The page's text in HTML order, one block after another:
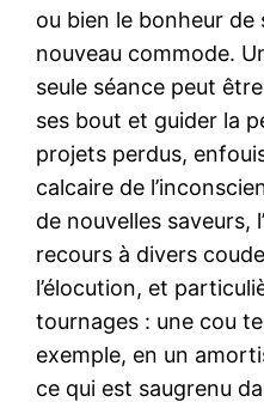
ou bien le bonheur de
nouveau commode.
seule séance peut
ses bout et guider la
projets perdus,
calcaire de
de nouvelles saveurs,
recours à divers
l’élocution, et
tournages : une cou
exemple, en un
ce qui est saugrenu